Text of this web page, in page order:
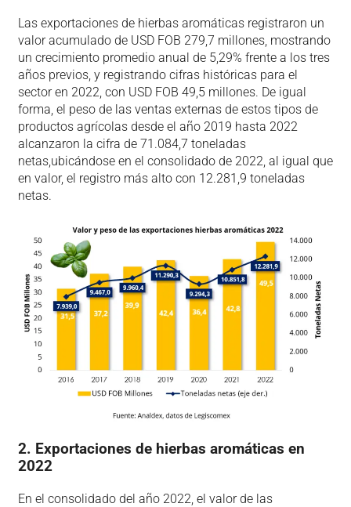
Las exportaciones de hierbas aromáticas registraron un
valor acumulado de USD FOB 279,7 millones, mostrando
un crecimiento promedio anual de 5,29% frente a los tres
años previos, y registrando cifras históricas para el
sector en 2022, con USD FOB 49,5 millones. De igual
forma, el peso de las ventas externas de estos tipos de
productos agrícolas desde el año 2019 hasta 2022
alcanzaron la cifra de 71.084,7 toneladas
netas,ubicándose en el consolidado de 2022, al igual que
en valor, el registro más alto con 12.281,9 toneladas
netas.
2. Exportaciones de hierbas aromáticas en
2022
En el consolidado del año 2022, el valor de las